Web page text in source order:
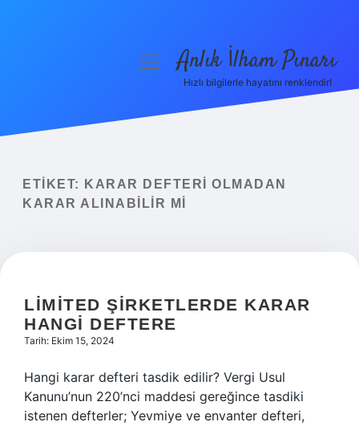
Yasal Uyarı
menüyüAnlık İlham Pınarı
Hızlı bilgilerle hayatını renklendir!
ETIKET:
KARAR DEFTERI OLMADAN
KARAR ALINABILIR MI
LIMITED ŞIRKETLERDE KARAR
HANGI DEFTERE
Tarih: Ekim 15, 2024
Hangi karar defteri tasdik edilir? Vergi Usul
Kanunu’nun 220’nci maddesi gereğince tasdiki
istenen defterler; Yevmiye ve envanter defteri,